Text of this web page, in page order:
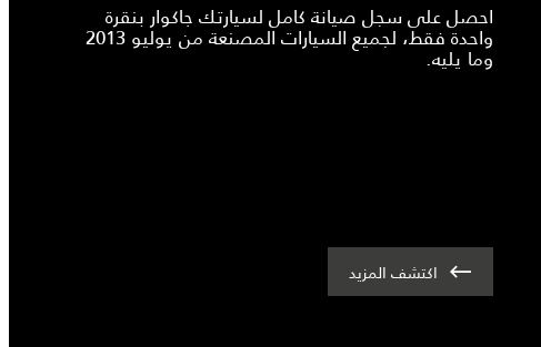
احصل على سجل صيانة كامل لسيارتك جاكوار بنقرة
واحدة فقط، لجميع السيارات المصنعة من يوليو 2013
وما يليه.
اكتشف المزيد